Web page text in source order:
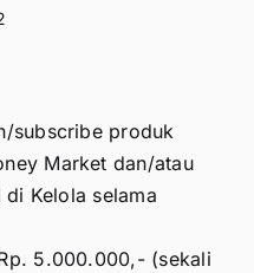
subscribe produk
Market dan/atau
di Kelola selama
5.000.000,- (sekali